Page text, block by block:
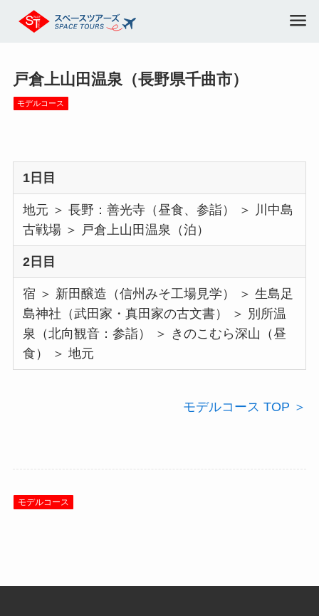
戸倉上山田温泉（長野県千曲市）
モデルコース
1日目
地元 ＞ 長野：善光寺（昼食、参詣） ＞ 川中島
古戦場 ＞ 戸倉上山田温泉（泊）
2日目
宿 ＞ 新田醸造（信州みそ工場見学） ＞ 生島足
島神社（武田家・真田家の古文書） ＞ 別所温
泉（北向観音：参詣） ＞ きのこむら深山（昼
食） ＞ 地元
モデルコース TOP ＞
モデルコース